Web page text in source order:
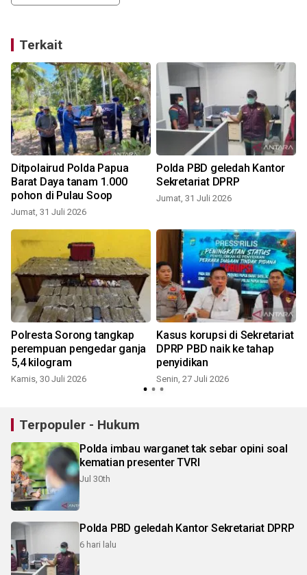
Terkait
Ditpolairud Polda Papua
Barat Daya tanam 1.000
pohon di Pulau Soop
Jumat, 31 Juli 2026
Polda PBD geledah Kantor
Sekretariat DPRP
Jumat, 31 Juli 2026
Polresta Sorong tangkap
perempuan pengedar ganja
5,4 kilogram
Kamis, 30 Juli 2026
Kasus korupsi di Sekretariat
DPRP PBD naik ke tahap
penyidikan
Senin, 27 Juli 2026
Terpopuler - Hukum
Polda imbau warganet tak sebar opini soal
kematian presenter TVRI
Jul 30th
Polda PBD geledah Kantor Sekretariat DPRP
6 hari lalu